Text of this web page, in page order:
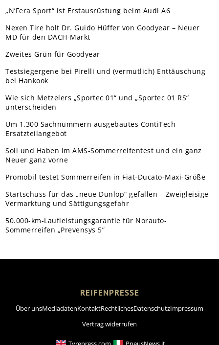
„N’Fera Sport“ ist Erstausrüstung beim Audi A6
Nexen Tire holt Dr. Guido Hüffer von Goodyear – Neuer
MD für den DACH-Markt
Zweites Grün für Goodyear
Testsiegergene bei Pirelli und (vermutlich) Enttäuschung
bei Hankook
Wie sich Metzelers „Sportec 01“ und „Sportec 01 RS“
unterscheiden
Um 1.300 Sachnummern ausgebautes ContiTech-
Ersatzteilangebot
Soll und Haben im AMS-Sommerreifentest und ein ganz
Neuer ganz vorne
Promobil testet Sommerreifen in Fiat-Ducato-Maxi-Größe
Startschuss für das „neue Dunlop“ gefallen – Zweigleisige
Vermarktung und Sättigungsgefahr
50.000-km-Laufleistungsgarantie für Norauto-
Sommerreifen „Prevensys 5”
REIFENPRESSE
Über unsMediadatenKontaktRechtlichesDatenschutzImpressum
Vertrag widerrufen